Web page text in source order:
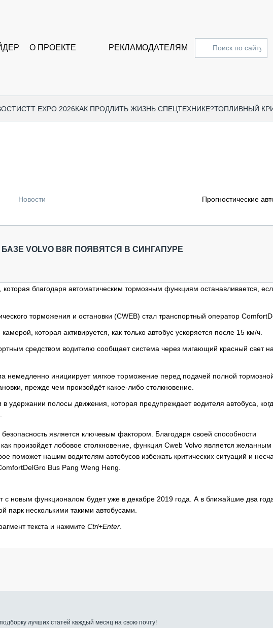
О ПРОЕКТЕ РЕКЛАМОДАТЕЛЯМ
CTT EXPO 2026КАК ПРОДЛИТЬ ЖИЗНЬ СПЕЦТЕХНИКЕ?ТОПЛИВНЫЙ
Новости
Прогностические
VOLVO B8R ПОЯВЯТСЯ В СИНГАПУРЕ
благодаря автоматическим тормозным функциям останавливается,
торможения и остановки (CWEB) стал транспортный оператор
которая активируется, как только автобус ускоряется после 15 км/ч.
средством водителю сообщает система через мигающий красный свет на
немедленно инициирует мягкое торможение перед подачей полной
прежде чем произойдёт какое-либо столкновение.
удержании полосы движения, которая предупреждает водителя автобуса,
безопасность является ключевым фактором. Благодаря своей способности
произойдет лобовое столкновение, функция Cweb Volvo является желанным
поможет нашим водителям автобусов избежать критических ситуаций и
Bus Pang Weng Heng.
с новым функционалом будет уже в декабре 2019 года. А в ближайшие два
парк несколькими такими автобусами.
текста и нажмите Ctrl+Enter
лучших статей каждый месяц на свою почту!